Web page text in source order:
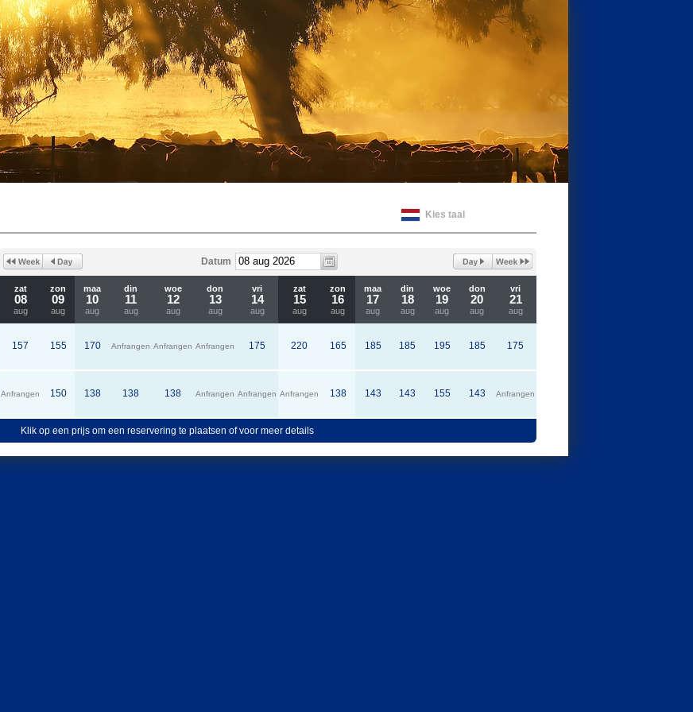
Kies taal
Datum
zat
08
aug
zon
09
aug
maa
10
aug
din
11
aug
woe
12
aug
don
13
aug
vri
14
aug
zat
15
aug
zon
16
aug
maa
17
aug
din
18
aug
woe
19
aug
don
20
aug
vri
21
aug
157 155 170 Anfrangen Anfrangen Anfrangen 175 220 165 185 185 195 185 175
Anfrangen 150 138 138 138 Anfrangen Anfrangen Anfrangen 138 143 143 155 143 Anfrangen
Klik op een prijs om een reservering te plaatsen of voor meer details